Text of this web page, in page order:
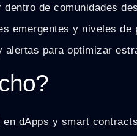
de comunidades
emergentes y niveles de
alertas para optimizar
dApps y smart